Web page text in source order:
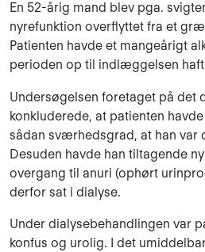
En 52-årig mand blev pga.
nyrefunktion overflyttet fra et
Patienten havde et mangeårigt
perioden op til indlæggelsen
Undersøgelsen foretaget på det
konkluderede, at patienten
sådan sværhedsgrad, at han var
Desuden havde han tiltagende
overgang til anuri (ophørt
derfor sat i dialyse.
Under dialysebehandlingen var
konfus og urolig. I det